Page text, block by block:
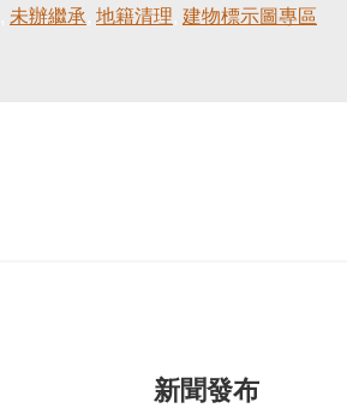
未辦繼承 地籍清理 建物標示圖專區
新聞發布